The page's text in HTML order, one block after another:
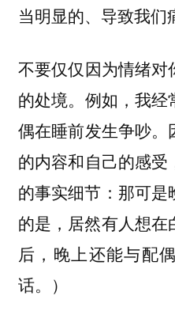
当明显的、导致我们
不要仅仅因为情绪
的处境。例如，我
偶在睡前发生争吵
的内容和自己的感
的事实细节：那可
的是，居然有人想
后，晚上还能与配
话。）